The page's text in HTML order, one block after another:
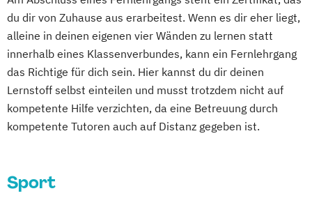
Fachkraft in der häuslichen Pflege (SGD)
Fachkurs Social Management
Fachwirt für Marketing (IHK)
Fachwirt/in für Außenwirtschaft (IHK)
Fachwirt/in für Büro- und
Projektorganisation (IHK)
Fachwirt/in für Vertrieb im Einzelhandel
Fachwirt/in im Gesundheits- und
Kindersport Trainer
Kommunikationstrainer/in
Krankheitsbilder im Gesundheitssport
Lauftrainer Life Coach
Marketing für Fitnessstudios
Marketingmanagement für Fitnessstudios
Mentaltrainer
Qualitätsmanagement für Fitnessstudios
Erziehungsberater/in Fachrichtung
Entspannungspädagogik
Erziehungsberater/in Fachrichtung
Entwicklungsberatung
Erziehungsberater/in Fachrichtung
Lernberatung
Erziehungsberater/in Fachrichtung
Fitness 65+ (Seniorentrainer/in)
Kinderyoga Trainer Ausbildung
Kinesiologisches Taping Ausbildung
Lauftrainer Ausbildung Life Coach
Life Coach Ausbildung Online
Massage Ausbildung
Mentaltrainer Ausbildung
Nordic Walking Trainer Ausbildung
Pilates Trainer Ausbildung
du dir von Zuhause aus erarbeitest. Wenn es dir eher liegt,
alleine in deinen eigenen vier Wänden zu lernen statt
innerhalb eines Klassenverbundes, kann ein Fernlehrgang
das Richtige für dich sein. Hier kannst du dir deinen
Lernstoff selbst einteilen und musst trotzdem nicht auf
kompetente Hilfe verzichten, da eine Betreuung durch
kompetente Tutoren auch auf Distanz gegeben ist.
Sport